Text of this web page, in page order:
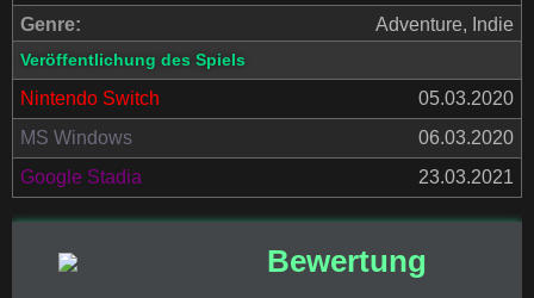
Genre:
Adventure, Indie
Veröffentlichung des Spiels
Nintendo Switch
05.03.2020
MS Windows
06.03.2020
Google Stadia
23.03.2021
Bewertung